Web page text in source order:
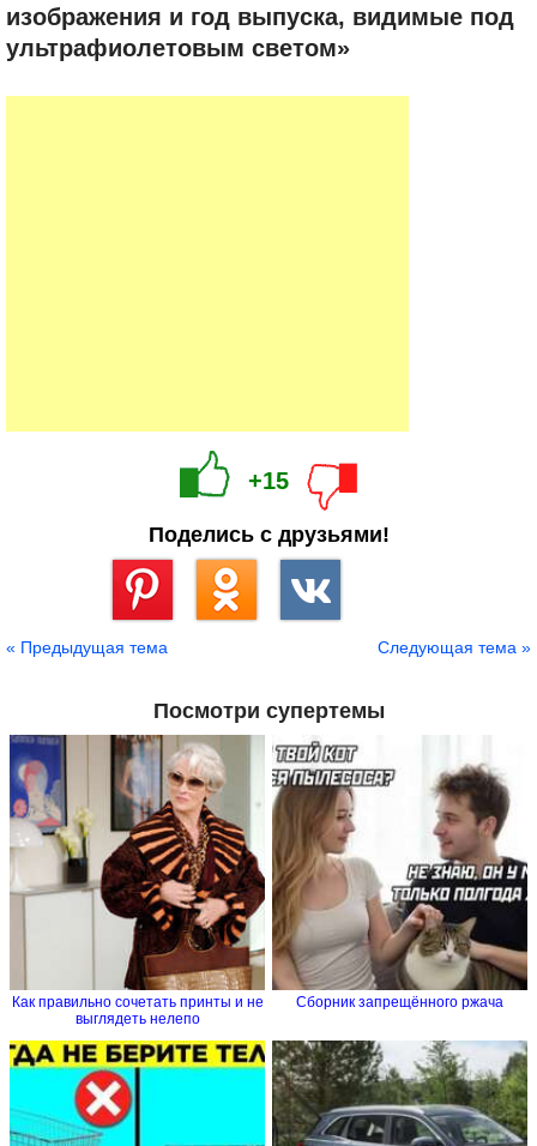
изображения и год выпуска, видимые под
ультрафиолетовым светом»
+15
Поделись с друзьями!
« Предыдущая тема Следующая тема »
Посмотри супертемы
Как правильно сочетать принты и не
выглядеть нелепо
Сборник запрещённого ржача